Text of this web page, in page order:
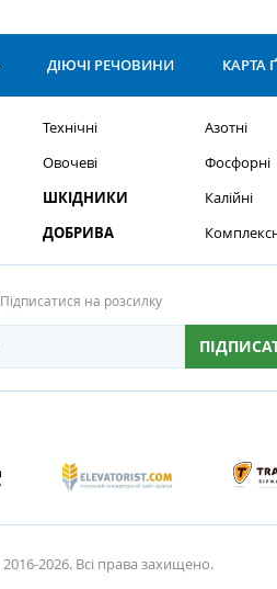
ДІЮЧІ РЕЧОВИНИ КАРТА
Технічні
Овочеві
ШКІДНИКИ
ДОБРИВА
Азотні
Фосфорні
Калійні
Підписатися на розсилку
2026. Всі права захищено.